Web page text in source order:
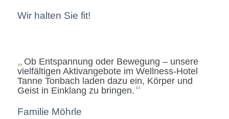
Wir halten Sie fit!
„ Ob Entspannung oder Bewegung – unsere
vielfältigen Aktivangebote im Wellness-Hotel
Tanne Tonbach laden dazu ein, Körper und
Geist in Einklang zu bringen. “
Familie Möhrle